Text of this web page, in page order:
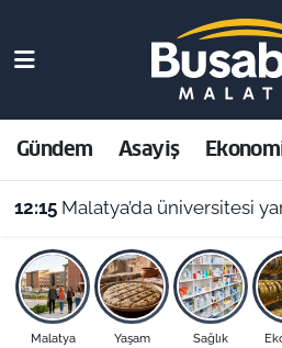
Gündem Asayiş
12:15 Malatya’da üniversitesi yarım kalanlara geri
Malatya Yaşam Sağlık
Asayiş
Ekonomi
Dünya
Bölge
Malatya Nöbetçi
Malatya Hava Durumu
Malatya Namaz Vakitleri
Malatya Trafik Yoğunluk
Süper Lig Puan Durumu